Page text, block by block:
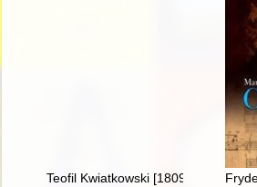
Teofil Kwiatkowski [1809-1891] i